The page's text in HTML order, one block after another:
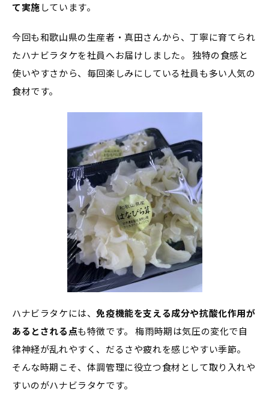
て実施しています。
今回も和歌山県の生産者・真田さんから、丁寧に育てられ
たハナビラタケを社員へお届けしました。 独特の食感と
使いやすさから、毎回楽しみにしている社員も多い人気の
食材です。
ハナビラタケには、免疫機能を支える成分や抗酸化作用が
あるとされる点も特徴です。 梅雨時期は気圧の変化で自
律神経が乱れやすく、だるさや疲れを感じやすい季節。
そんな時期こそ、体調管理に役立つ食材として取り入れや
すいのがハナビラタケです。